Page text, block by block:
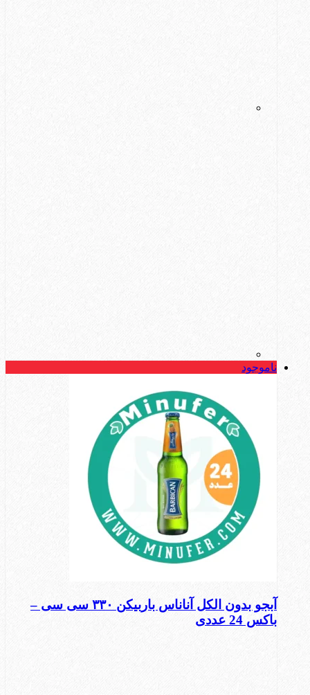
ناموجود
آبجو بدون الکل آناناس باربیکن ۳۳۰ سی سی –
باکس 24 عددی